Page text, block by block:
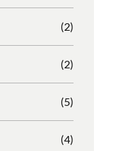
(2)
(2)
(5)
(4)